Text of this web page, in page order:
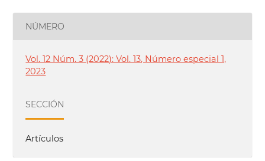
NÚMERO
Vol. 12 Núm. 3 (2022): Vol. 13, Número especial 1,
2023
SECCIÓN
Artículos